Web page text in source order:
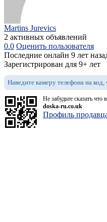
Martins Jurevics
2 активных объявлений
0.0 Оценить пользователя
Последние онлайн 9 лет
Зарегистрирован для 9+ лет
Наведите камеру телефона на
Не забудьте сказать
doska-ru.co.uk
Профиль